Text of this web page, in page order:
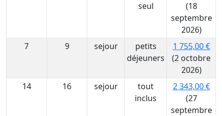
seul
(18
septembre
2026)
7
9 sejour
petits
déjeuners
1 755,00 €
(2 octobre
2026)
14
16 sejour
tout
inclus
2 343,00 €
(27
septembre